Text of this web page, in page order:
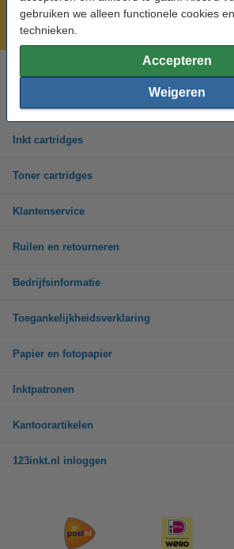
gebruiken we alleen functionele cookies
technieken.
Accepteren
Weigeren
Voor 23.59 uur besteld, morgen in huis!
Laagsteprijsgarantie!
Hulp nodig? Bel ons op
Op werkdagen van 8.00 tot
Inkt cartridges
Toner cartridges
Klantenservice
Ruilen en retourneren
Bedrijfsinformatie
Toegankelijkheidsverklaring
Papier en fotopapier
Inktpatronen
Kantoorartikelen
123inkt.nl inloggen